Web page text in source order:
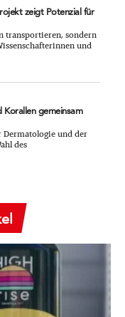
zeigt Potenzial für
transportieren, sondern
und
Korallen gemeinsam
Dermatologie und der
des